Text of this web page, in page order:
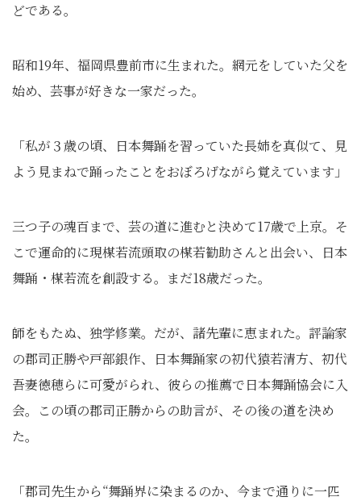
どである。
昭和19年、福岡県豊前市に生まれた。網元をしていた父を
始め、芸事が好きな一家だった。
「私が３歳の頃、日本舞踊を習っていた長姉を真似て、見
よう見まねで踊ったことをおぼろげながら覚えています」
三つ子の魂百まで、芸の道に進むと決めて17歳で上京。そ
こで運命的に現楳若流頭取の楳若勧助さんと出会い、日本
舞踊・楳若流を創設する。まだ18歳だった。
師をもたぬ、独学修業。だが、諸先輩に恵まれた。評論家
の郡司正勝や戸部銀作、日本舞踊家の初代猿若清方、初代
吾妻徳穂らに可愛がられ、彼らの推薦で日本舞踊協会に入
会。この頃の郡司正勝からの助言が、その後の道を決め
た。
「郡司先生から“舞踊界に染まるのか、今まで通りに一匹